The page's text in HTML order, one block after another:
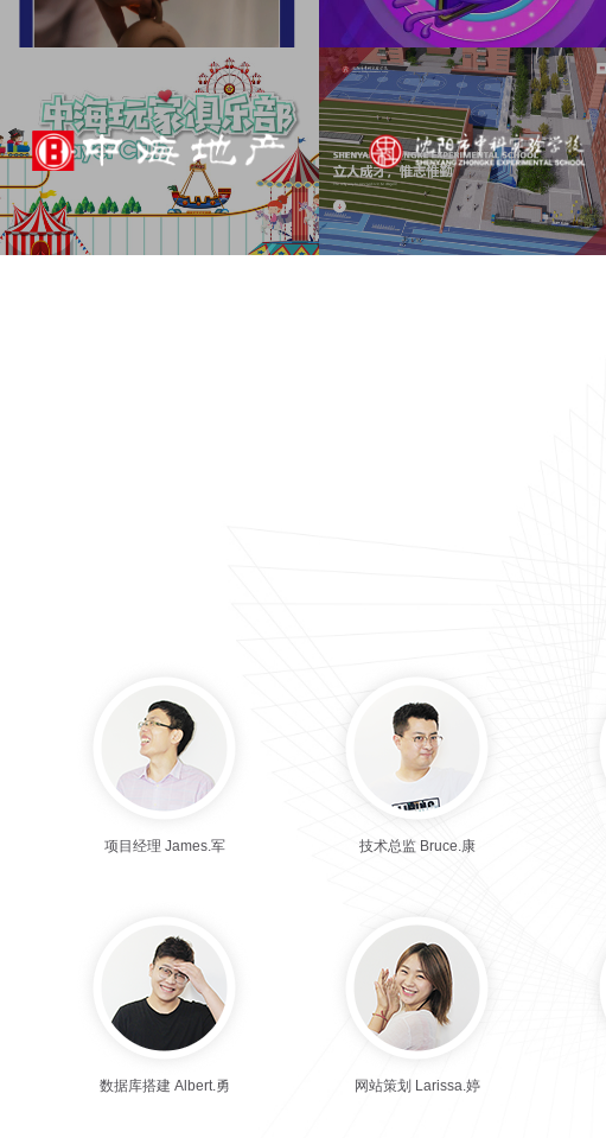
积分活动 万科地产 万科教育 官网
项目经理 James.军 技术总监 Bruce.康
数据库搭建 Albert.勇 网站策划 Larissa.婷